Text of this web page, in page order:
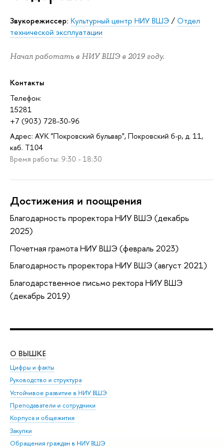
Звукорежиссер: Культурный центр НИУ ВШЭ /Отдел
технической эксплуатации
Начал работать в НИУ ВШЭ в 2019 году.
Контакты
Телефон:
15281
+7 (903) 728-30-96
Адрес: АУК "Покровский бульвар", Покровский б-р, д. 11,
каб. T104
Время работы: 9:30 - 18:30
Достижения и поощрения
Благодарность проректора НИУ ВШЭ (декабрь
2025)
Почетная грамота НИУ ВШЭ (февраль 2023)
Благодарность проректора НИУ ВШЭ (август 2021)
Благодарственное письмо ректора НИУ ВШЭ
(декабрь 2019)
О ВЫШКЕ
Цифры и факты
Руководство и структура
Устойчивое развитие в НИУ ВШЭ
Преподаватели и сотрудники
Корпуса и общежития
Закупки
Обращения граждан в НИУ ВШЭ